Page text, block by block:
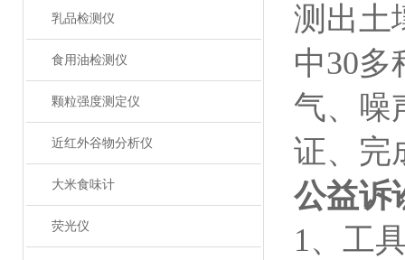
乳品检测仪
食用油检测仪
颗粒强度测定仪
近红外谷物分析仪
大米食味计
荧光仪
测出土
中30
气、噪
证、完
公益诉
1、工